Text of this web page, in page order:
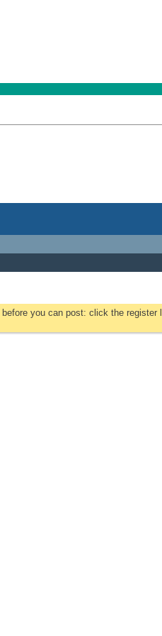
before you can post: click the